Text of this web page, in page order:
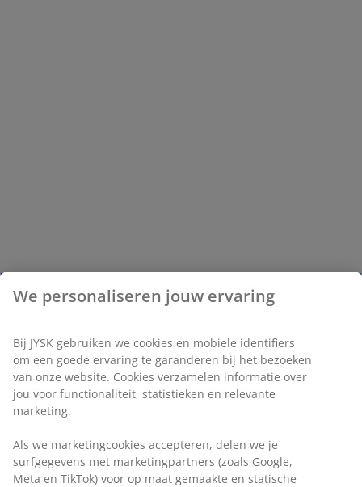
We personaliseren jouw ervaring
Bij JYSK gebruiken we cookies en mobiele identifiers
om een goede ervaring te garanderen bij het bezoeken
van onze website. Cookies verzamelen informatie over
jou voor functionaliteit, statistieken en relevante
marketing.
Als we marketingcookies accepteren, delen we je
surfgegevens met marketingpartners (zoals Google,
Meta en TikTok) voor op maat gemaakte en statische